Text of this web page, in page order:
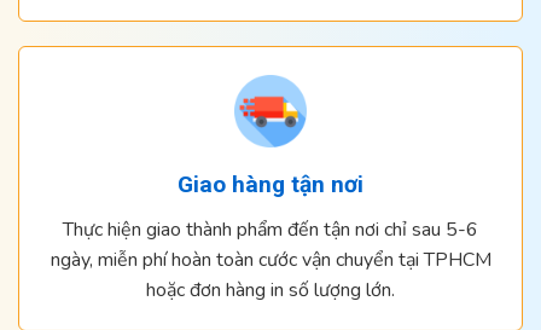
Giao hàng tận nơi
Thực hiện giao thành phẩm đến tận nơi chỉ sau 5-6
ngày, miễn phí hoàn toàn cước vận chuyển tại TPHCM
hoặc đơn hàng in số lượng lớn.